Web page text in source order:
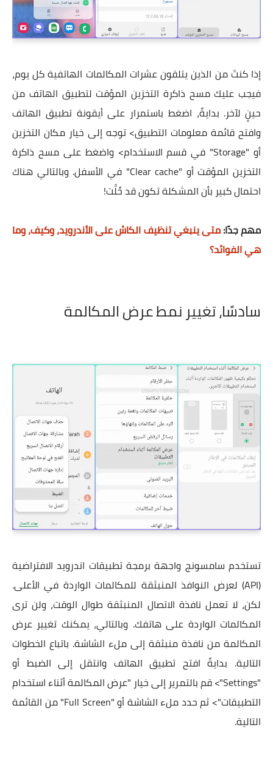
إذا كنتَ من الذين يتلقون عشرات المكالمات الهاتفية كل يوم،
فيجب عليك مسح ذاكرة التخزين المؤقت لتطبيق الهاتف من
حينٍ لآخر. بدايةً، اضغط باستمرار على أيقونة تطبيق الهاتف
وافتح قائمة معلومات التطبيق> توجه إلى خيار مكان التخزين
أو "Storage" في قسم الاستخدام> واضغط على مسح ذاكرة
التخزين المؤقت أو "Clear cache" في الأسفل. وبالتالي هناك
احتمال كبير بأن المشكلة تكون قد حُلَّت!
مهم جدًا:متى ينبغي تنظيف الكاش على الأندرويد، وكيف، وما
هي الفوائد؟
سادسًا،تغيير نمط عرض المكالمة
تستخدم سامسونج واجهة برمجة تطبيقات اندرويد الافتراضية
(API) لعرض النوافذ المنبثقة للمكالمات الواردة في الأعلى.
لكن، لا تعمل نافذة الاتصال المنبثقة طوال الوقت، ولن ترى
المكالمات الواردة على هاتفك. وبالتالي، يمكنك تغيير عرض
المكالمة من نافذة منبثقة إلى ملء الشاشة. باتباع الخطوات
التالية. بدايةً افتح تطبيق الهاتف وانتقل إلى الضبط أو
"Settings"> قم بالتمرير إلى خيار "عرض المكالمة أثناء استخدام
التطبيقات"> ثم حدد ملء الشاشة أو "Full Screen" من القائمة
التالية.